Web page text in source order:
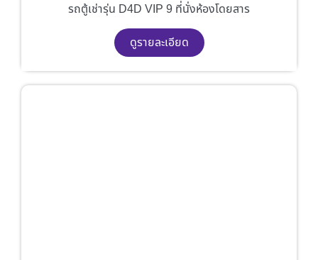
รถตู้เช่ารุ่น D4D VIP 9 ที่นั่งห้องโดยสาร
ดูรายละเอียด